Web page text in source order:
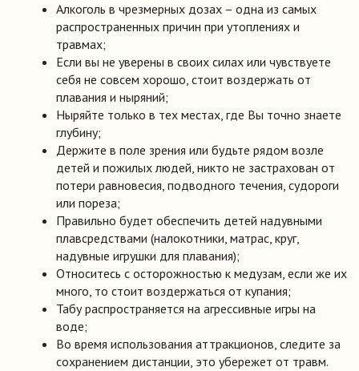
Алкоголь в чрезмерных дозах – одна из самых
распространенных причин при утоплениях и
травмах;
Если вы не уверены в своих силах или чувствуете
себя не совсем хорошо, стоит воздержать от
плавания и ныряний;
Ныряйте только в тех местах, где Вы точно знаете
глубину;
Держите в поле зрения или будьте рядом возле
детей и пожилых людей, никто не застрахован от
потери равновесия, подводного течения, судороги
или пореза;
Правильно будет обеспечить детей надувными
плавсредствами (налокотники, матрас, круг,
надувные игрушки для плавания);
Относитесь с осторожностью к медузам, если же их
много, то стоит воздержаться от купания;
Табу распространяется на агрессивные игры на
воде;
Во время использования аттракционов, следите за
сохранением дистанции, это убережет от травм.